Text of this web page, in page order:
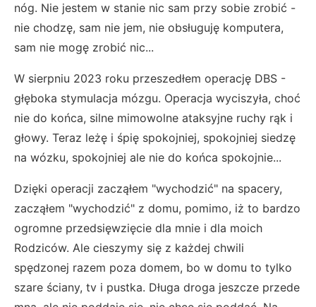
nóg. Nie jestem w stanie nic sam przy sobie zrobić -
nie chodzę, sam nie jem, nie obsługuję komputera,
sam nie mogę zrobić nic...
W sierpniu 2023 roku przeszedłem operację DBS -
głęboka stymulacja mózgu. Operacja wyciszyła, choć
nie do końca, silne mimowolne ataksyjne ruchy rąk i
głowy. Teraz leżę i śpię spokojniej, spokojniej siedzę
na wózku, spokojniej ale nie do końca spokojnie...
Dzięki operacji zacząłem "wychodzić" na spacery,
zacząłem "wychodzić" z domu, pomimo, iż to bardzo
ogromne przedsięwzięcie dla mnie i dla moich
Rodziców. Ale cieszymy się z każdej chwili
spędzonej razem poza domem, bo w domu to tylko
szare ściany, tv i pustka. Długa droga jeszcze przede